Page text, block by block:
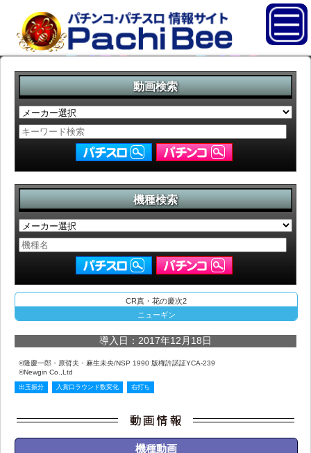
動画検索
機種検索
CR真・花の慶次2
ニューギン
導入日：2017年12月18日
©隆慶一郎・原哲夫・麻生未央/NSP 1990 版権許諾証YCA-239
©Newgin Co.,Ltd
出玉振分 入賞口ラウンド数変化 右打ち
機種動画